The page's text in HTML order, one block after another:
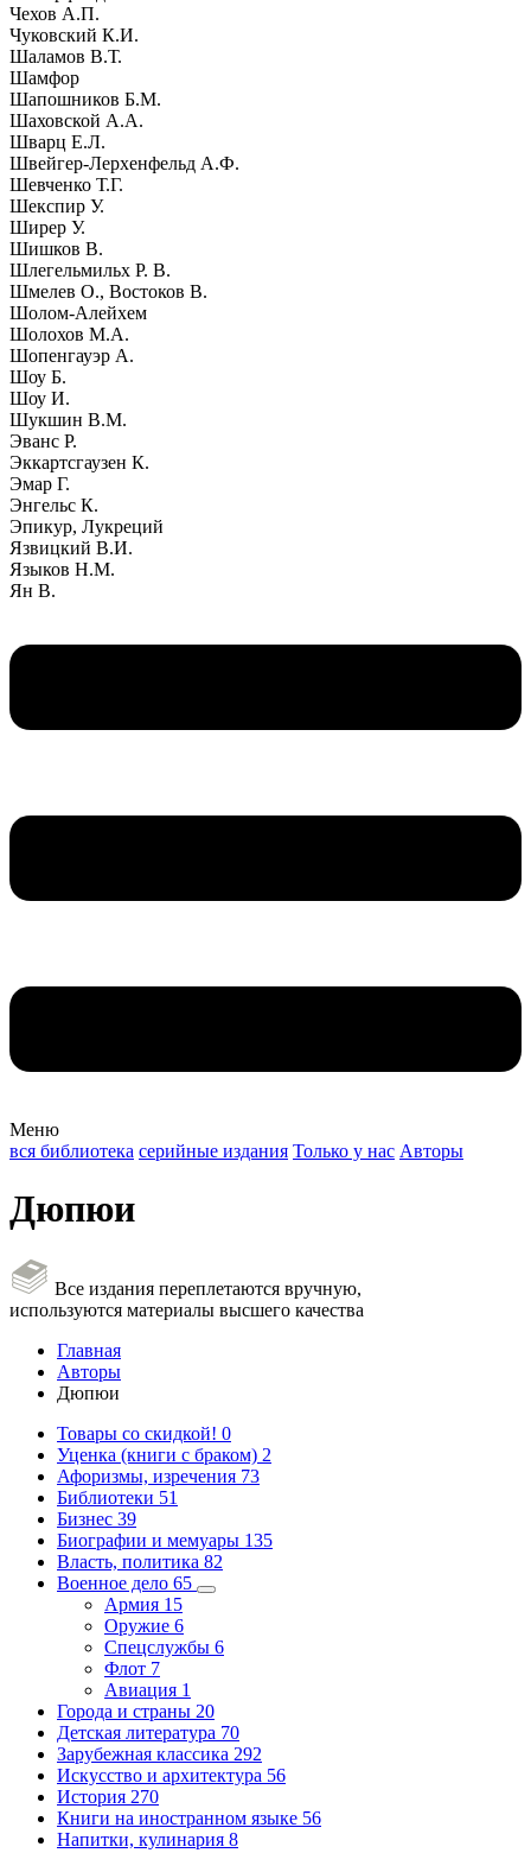
Чехов А.П.
Чуковский К.И.
Шаламов В.Т.
Шамфор
Шапошников Б.М.
Шаховской А.А.
Шварц Е.Л.
Швейгер-Лерхенфельд А.Ф.
Шевченко Т.Г.
Шекспир У.
Ширер У.
Шишков В.
Шлегельмильх Р. В.
Шмелев О., Востоков В.
Шолом-Алейхем
Шолохов М.А.
Шопенгауэр А.
Шоу Б.
Шоу И.
Шукшин В.М.
Эванс Р.
Эккартсгаузен К.
Эмар Г.
Энгельс К.
Эпикур, Лукреций
Язвицкий В.И.
Языков Н.М.
Ян В.
Меню
вся библиотека серийные издания Только у нас Авторы
Дюпюи
Все издания переплетаются вручную,
используются материалы высшего качества
Главная
Авторы
Дюпюи
Товары со скидкой! 0
Уценка (книги с браком) 2
Афоризмы, изречения 73
Библиотеки 51
Бизнес 39
Биографии и мемуары 135
Власть, политика 82
Военное дело 65
Армия 15
Оружие 6
Спецслужбы 6
Флот 7
Авиация 1
Города и страны 20
Детская литература 70
Зарубежная классика 292
Искусство и архитектура 56
История 270
Книги на иностранном языке 56
Напитки, кулинария 8